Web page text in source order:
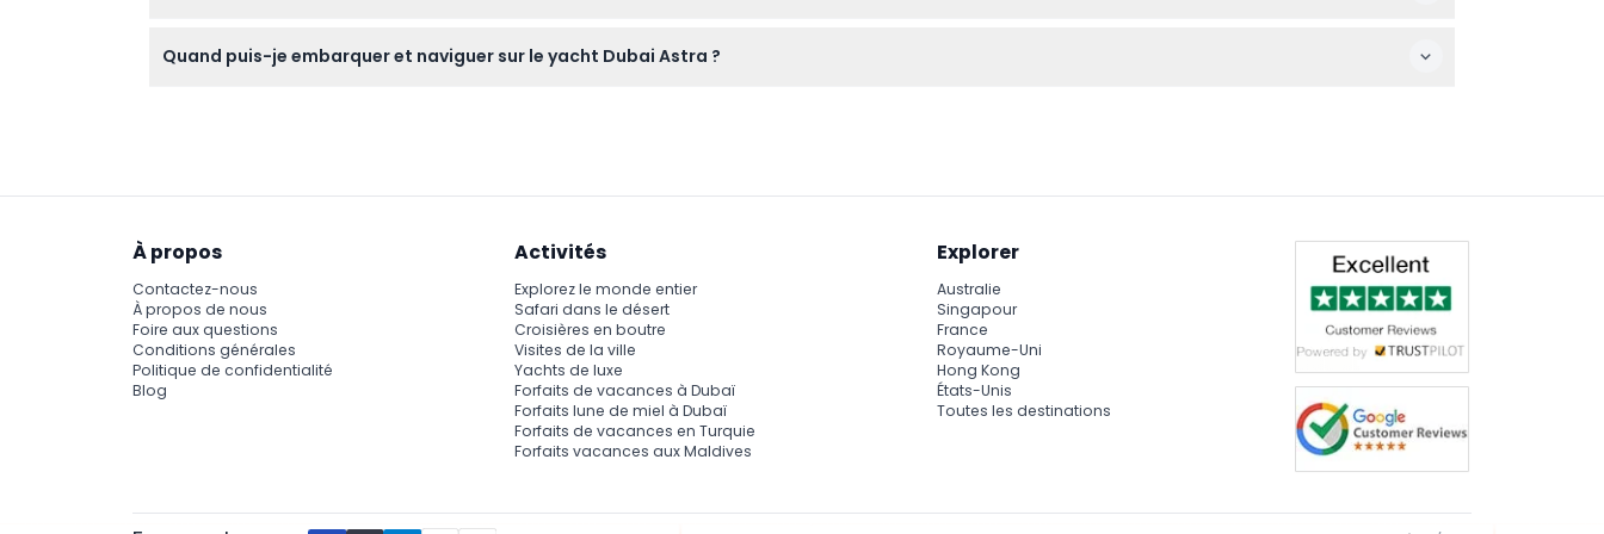
âges, y compris les familles et les groupes d'entreprise.
Quand puis-je embarquer et naviguer sur le yacht Dubai Astra ?
À propos
Contactez-nous
À propos de nous
Foire aux questions
Conditions générales
Politique de confidentialité
Blog
Activités
Explorez le monde entier
Safari dans le désert
Croisières en boutre
Visites de la ville
Yachts de luxe
Forfaits de vacances à Dubaï
Forfaits lune de miel à Dubaï
Forfaits de vacances en Turquie
Forfaits vacances aux Maldives
Explorer
Australie
Singapour
France
Royaume-Uni
Hong Kong
États-Unis
Toutes les destinations